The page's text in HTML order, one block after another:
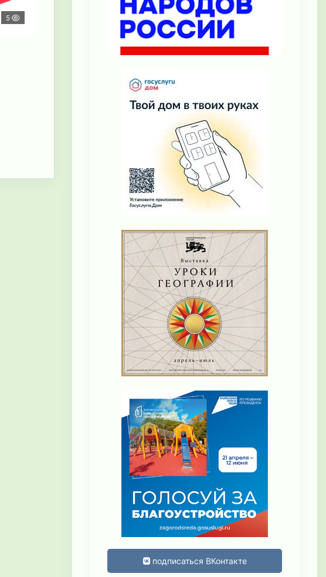
5
подписаться ВКонтакте